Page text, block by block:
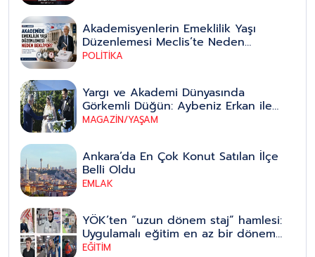
Akademisyenlerin Emeklilik Yaşı
Düzenlemesi Meclis’te Neden
Bekliyor?
POLİTİKA
Yargı ve Akademi Dünyasında
Görkemli Düğün: Aybeniz Erkan ile
Bahadır Erdem Hayatlarını Birleştirdi
MAGAZİN/YAŞAM
Ankara’da En Çok Konut Satılan İlçe
Belli Oldu
EMLAK
YÖK’ten “uzun dönem staj” hamlesi:
Uygulamalı eğitim en az bir dönem
olacak, pilot illerle başlayıp tüm
EĞİTİM